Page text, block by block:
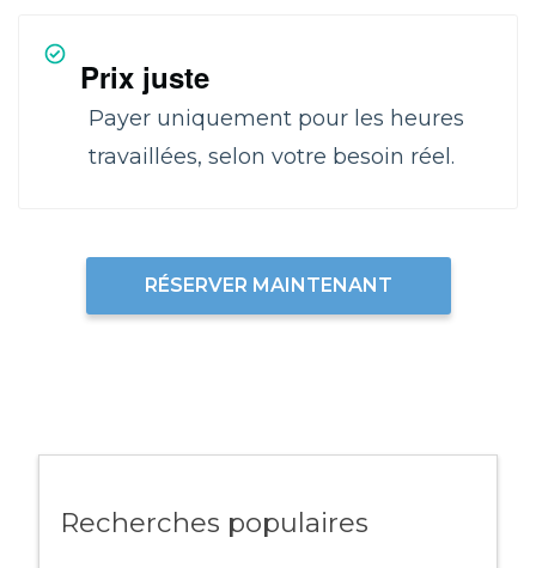
Prix juste
Payer uniquement pour les heures
travaillées, selon votre besoin réel.
RÉSERVER MAINTENANT
Recherches populaires